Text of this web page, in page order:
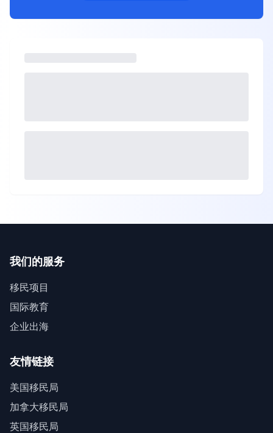
我们的服务
移民项目
国际教育
企业出海
友情链接
美国移民局
加拿大移民局
英国移民局